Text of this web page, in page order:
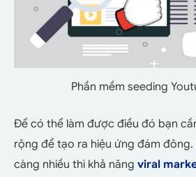
Phần mềm seeding
Để có thể làm được điều đó bạn
rộng để tạo ra hiệu ứng đám đông.
càng nhiều thì khả năng viral